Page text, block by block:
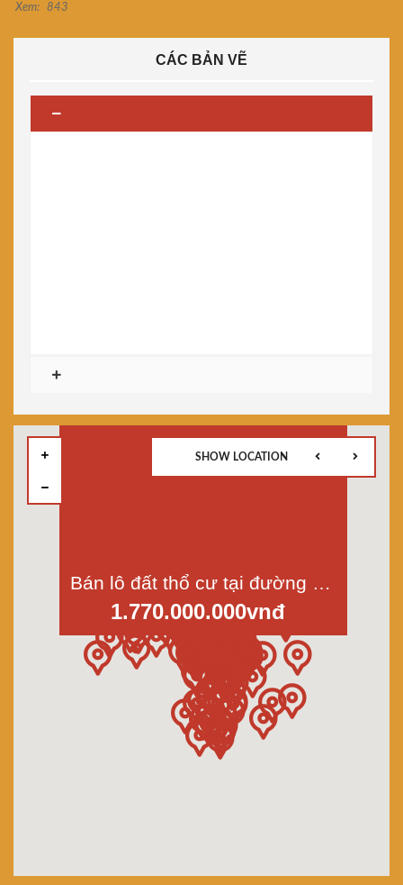
Xem: 843
CÁC BẢN VẼ
Bán lô đất thổ cư tại đường Long Khánh, Phước Hậu, Cần Giuộc, Long An, diện tích 9,5x47m, giá 4tr/1m2
1.770.000.000vnđ
SHOW LOCATION